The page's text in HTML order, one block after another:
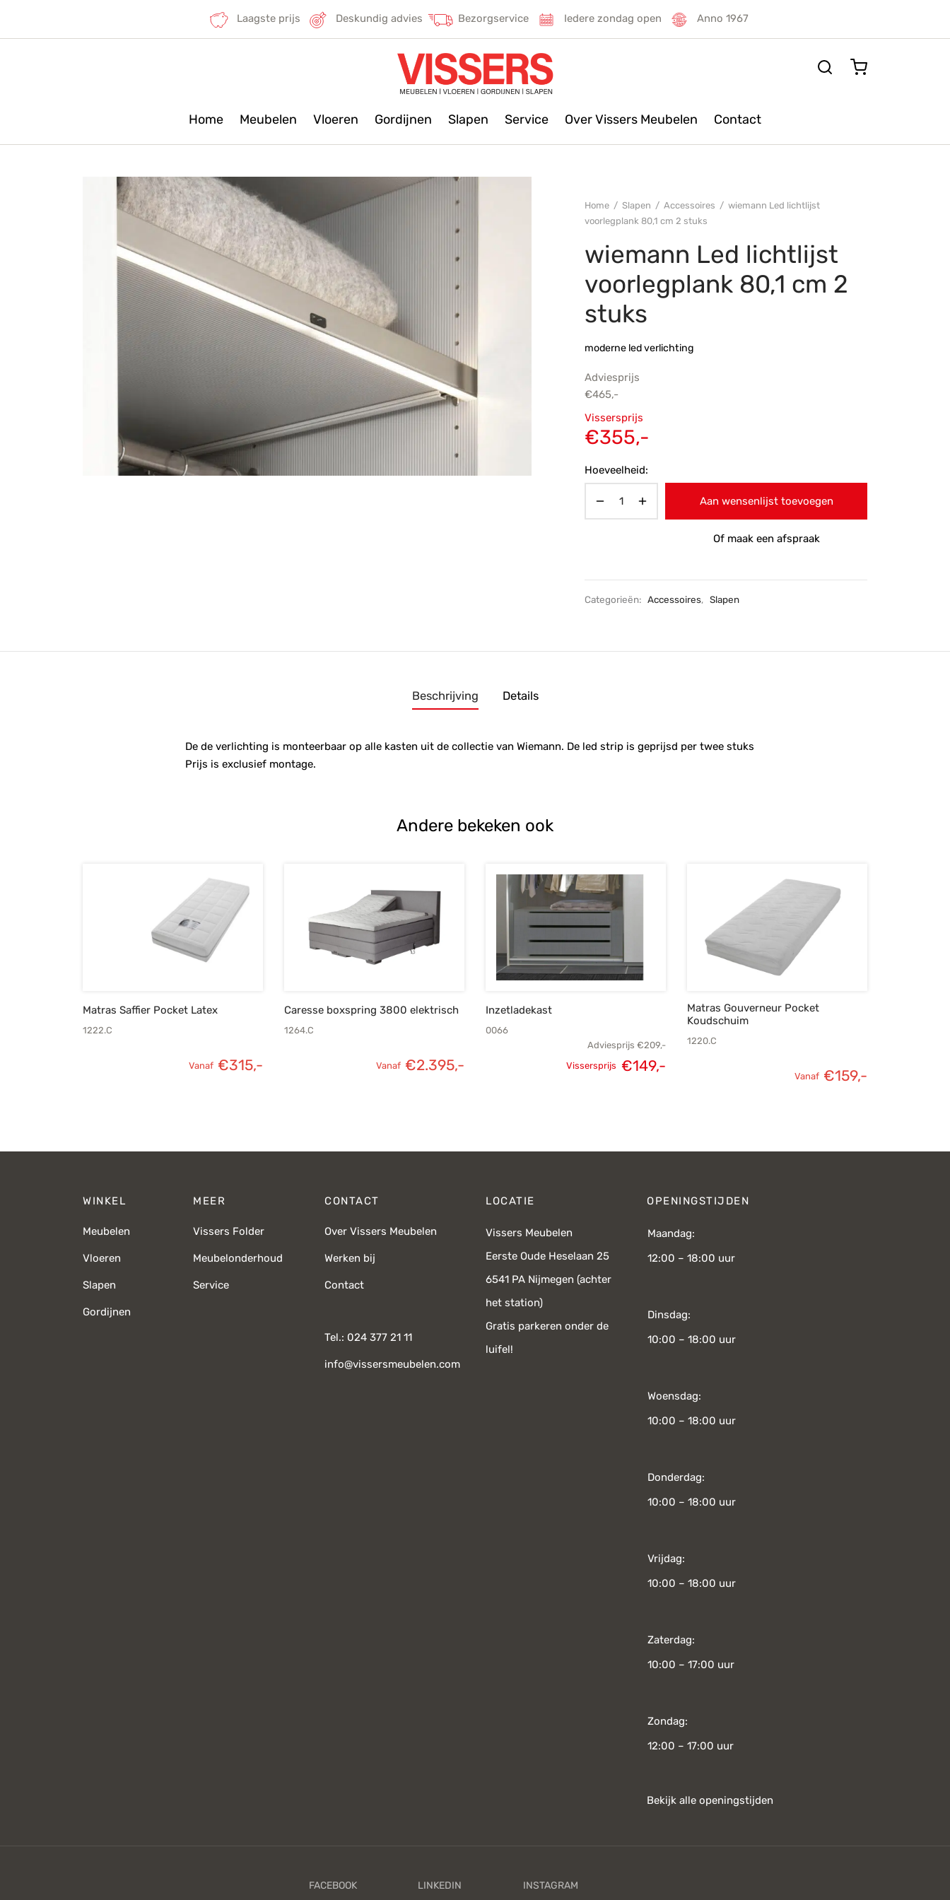
Laagste prijs Deskundig advies Bezorgservice Iedere zondag open Anno 1967
Home Meubelen Vloeren Gordijnen Slapen Service Over Vissers Meubelen Contact
Home / Slapen / Accessoires / wiemann Led lichtlijst
voorlegplank 80,1 cm 2 stuks
wiemann Led lichtlijst
voorlegplank 80,1 cm 2
stuks
moderne led verlichting
Adviesprijs
€465,-
Oorspronkelijke
prijs was:
Vissersprijs
€355,-
Hoeveelheid:
Aan wensenlijst toevoegen
Of maak een afspraak
Categorieën: Accessoires, Slapen
Beschrijving Details
De de verlichting is monteerbaar op alle kasten uit de collectie van Wiemann. De led strip is geprijsd per twee stuks
Prijs is exclusief montage.
Andere bekeken ook
Matras Saffier Pocket Latex
1222.C
Vanaf €315,-
Caresse boxspring 3800 elektrisch
1264.C
Vanaf €2.395,-
Inzetladekast
0066
Adviesprijs €209,-
Vissersprijs €149,-
Matras Gouverneur Pocket
Koudschuim
1220.C
Vanaf €159,-
WINKEL
Meubelen
Vloeren
Slapen
Gordijnen
MEER
Vissers Folder
Meubelonderhoud
Service
CONTACT
Over Vissers Meubelen
Werken bij
Contact
Tel.: 024 377 21 11
info@vissersmeubelen.com
LOCATIE
Vissers Meubelen
Eerste Oude Heselaan 25
6541 PA Nijmegen (achter
het station)
Gratis parkeren onder de
luifel!
OPENINGSTIJDEN
Maandag:
12:00 – 18:00 uur
Dinsdag:
10:00 – 18:00 uur
Woensdag:
10:00 – 18:00 uur
Donderdag:
10:00 – 18:00 uur
Vrijdag:
10:00 – 18:00 uur
Zaterdag:
10:00 – 17:00 uur
Zondag:
12:00 – 17:00 uur
Bekijk alle openingstijden